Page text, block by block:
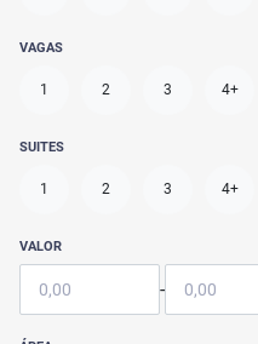
VAGAS
1 2 3 4+
SUITES
1 2 3 4+
VALOR
-